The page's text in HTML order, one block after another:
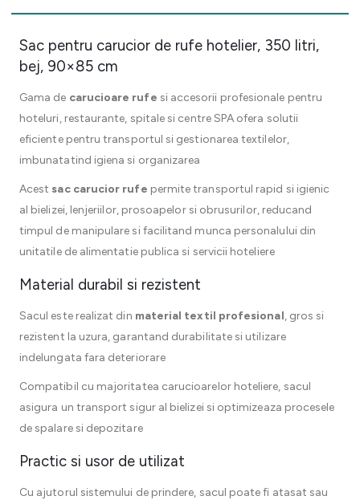
Sac pentru carucior de rufe hotelier, 350 litri,
bej, 90×85 cm
Gama de carucioare rufe si accesorii profesionale pentru
hoteluri, restaurante, spitale si centre SPA ofera solutii
eficiente pentru transportul si gestionarea textilelor,
imbunatatind igiena si organizarea
Acest sac carucior rufe permite transportul rapid si igienic
al bielizei, lenjeriilor, prosoapelor si obrusurilor, reducand
timpul de manipulare si facilitand munca personalului din
unitatile de alimentatie publica si servicii hoteliere
Material durabil si rezistent
Sacul este realizat din material textil profesional, gros si
rezistent la uzura, garantand durabilitate si utilizare
indelungata fara deteriorare
Compatibil cu majoritatea carucioarelor hoteliere, sacul
asigura un transport sigur al bielizei si optimizeaza procesele
de spalare si depozitare
Practic si usor de utilizat
Cu ajutorul sistemului de prindere, sacul poate fi atasat sau